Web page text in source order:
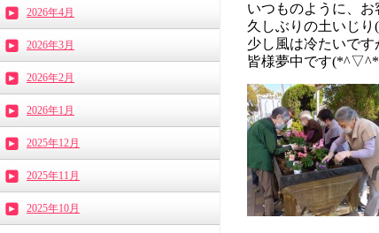
いつものように、
久しぶりの土いじり
少し風は冷たいです
皆様夢中です
2026年4月
2026年3月
2026年2月
2026年1月
2025年12月
2025年11月
2025年10月